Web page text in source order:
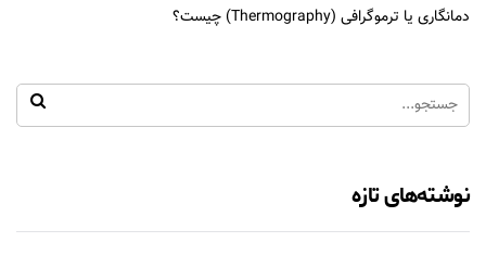
دمانگاری یا ترموگرافی (Thermography) چیست؟
نوشته‌های تازه